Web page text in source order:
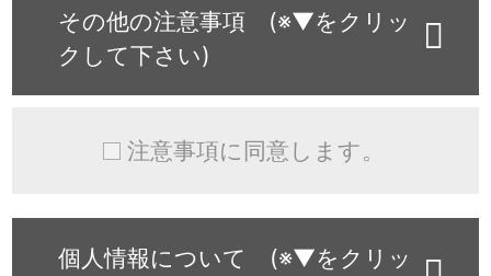
その他の注意事項 (※▼をクリッ
クして下さい)
注意事項に同意します。
個人情報について (※▼をクリッ